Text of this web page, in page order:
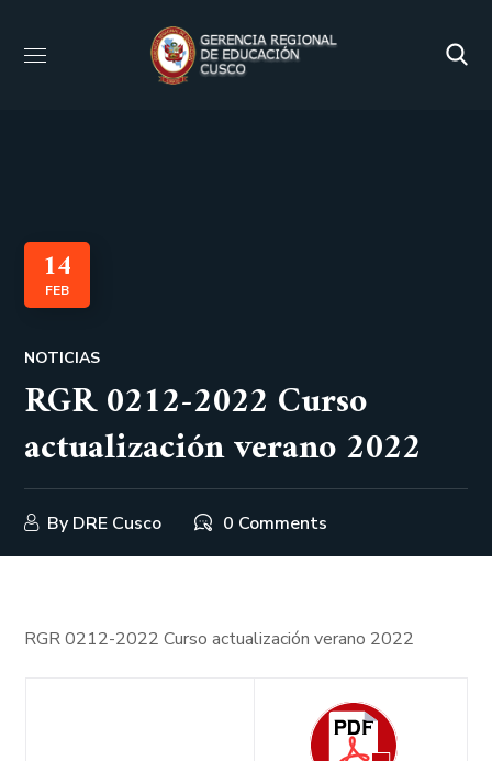
14
FEB
NOTICIAS
RGR 0212-2022 Curso
actualización verano 2022
By DRE Cusco 0 Comments
RGR 0212-2022 Curso actualización verano 2022